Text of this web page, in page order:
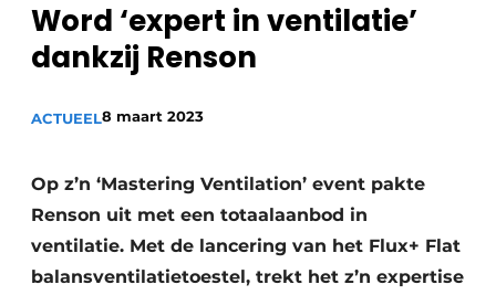
Vacature aanmelden
Vacatures
Sanitair
Binnenklimaat
Brandbeveiliging
Ventilatie
Warmtepompen
Word ‘expert in ventilatie’
dankzij Renson
ACTUEEL8 maart 2023
Op z’n ‘Mastering Ventilation’ event pakte
Renson uit met een totaalaanbod in
ventilatie. Met de lancering van het Flux+ Flat
balansventilatietoestel, trekt het z’n expertise